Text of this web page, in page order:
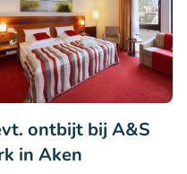
ontbijt bij A&S
in Aken